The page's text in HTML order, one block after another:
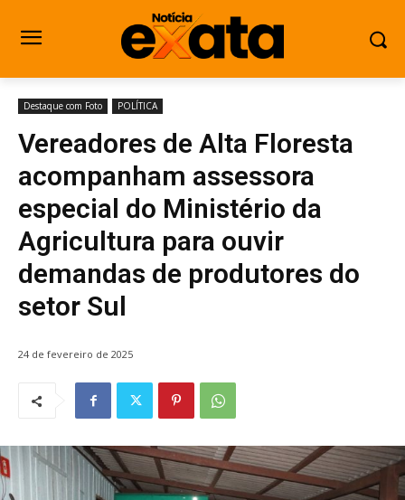
Destaque com Foto POLÍTICA
Vereadores de Alta Floresta
acompanham assessora
especial do Ministério da
Agricultura para ouvir
demandas de produtores do
setor Sul
24 de fevereiro de 2025